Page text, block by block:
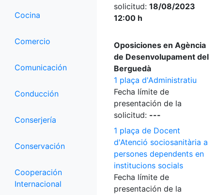
Cocina
Comercio
Comunicación
Conducción
Conserjería
Conservación
Cooperación
Internacional
solicitud: 18/08/2023
12:00 h
Oposiciones en Agència
de Desenvolupament del
Berguedà
1 plaça d'Administratiu
Fecha límite de
presentación de la
solicitud: ---
1 plaça de Docent
d'Atenció sociosanitària a
persones dependents en
institucions socials
Fecha límite de
presentación de la